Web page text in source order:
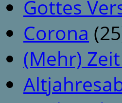
Gottes
Corona
(Mehr)